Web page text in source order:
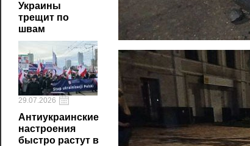
Украины
трещит по
швам
29.07.2026
Антиукраинские
настроения
быстро растут в